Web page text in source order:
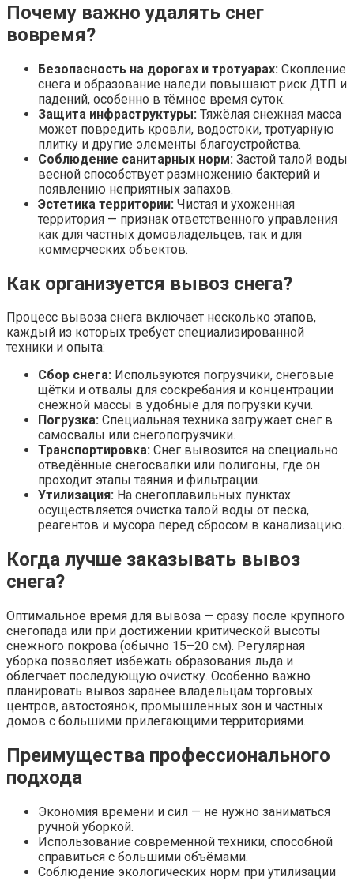
Почему важно удалять снег
вовремя?
Безопасность на дорогах и тротуарах: Скопление
снега и образование наледи повышают риск ДТП и
падений, особенно в тёмное время суток.
Защита инфраструктуры: Тяжёлая снежная масса
может повредить кровли, водостоки, тротуарную
плитку и другие элементы благоустройства.
Соблюдение санитарных норм: Застой талой воды
весной способствует размножению бактерий и
появлению неприятных запахов.
Эстетика территории: Чистая и ухоженная
территория — признак ответственного управления
как для частных домовладельцев, так и для
коммерческих объектов.
Как организуется вывоз снега?
Процесс вывоза снега включает несколько этапов,
каждый из которых требует специализированной
техники и опыта:
Сбор снега: Используются погрузчики, снеговые
щётки и отвалы для соскребания и концентрации
снежной массы в удобные для погрузки кучи.
Погрузка: Специальная техника загружает снег в
самосвалы или снегопогрузчики.
Транспортировка: Снег вывозится на специально
отведённые снегосвалки или полигоны, где он
проходит этапы таяния и фильтрации.
Утилизация: На снегоплавильных пунктах
осуществляется очистка талой воды от песка,
реагентов и мусора перед сбросом в канализацию.
Когда лучше заказывать вывоз
снега?
Оптимальное время для вывоза — сразу после крупного
снегопада или при достижении критической высоты
снежного покрова (обычно 15–20 см). Регулярная
уборка позволяет избежать образования льда и
облегчает последующую очистку. Особенно важно
планировать вывоз заранее владельцам торговых
центров, автостоянок, промышленных зон и частных
домов с большими прилегающими территориями.
Преимущества профессионального
подхода
Экономия времени и сил — не нужно заниматься
ручной уборкой.
Использование современной техники, способной
справиться с большими объёмами.
Соблюдение экологических норм при утилизации